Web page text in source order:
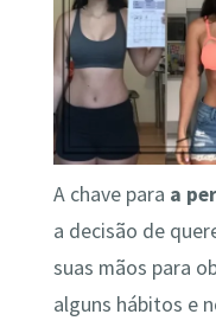
A chave para a
a decisão de
suas mãos para
alguns hábitos e